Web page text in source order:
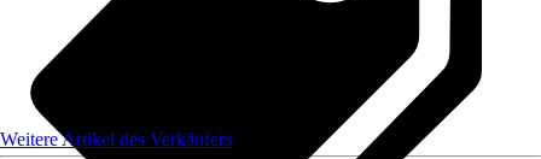
Weitere Artikel des Verkäufers